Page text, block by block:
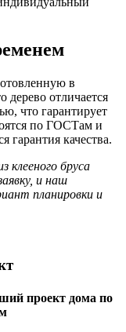
в
дерево отличается
что гарантирует
по ГОСТам и
гарантия качества.
клееного бруса
и наш
планировки и
проект дома по